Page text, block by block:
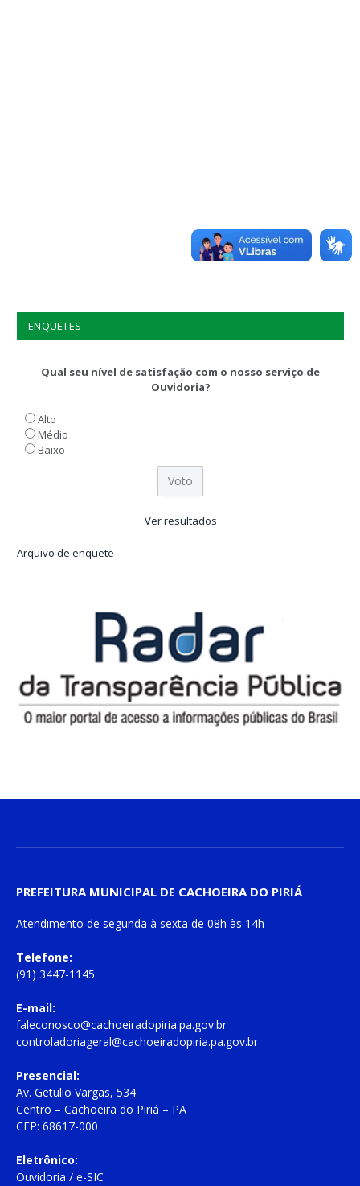
ENQUETES
Qual seu nível de satisfação com o nosso serviço de
Ouvidoria?
Alto
Médio
Baixo
Ver resultados
Arquivo de enquete
PREFEITURA MUNICIPAL DE CACHOEIRA DO PIRIÁ
Atendimento de segunda à sexta de 08h às 14h
Telefone:
(91) 3447-1145
E-mail:
faleconosco@cachoeiradopiria.pa.gov.br
controladoriageral@cachoeiradopiria.pa.gov.br
Presencial:
Av. Getulio Vargas, 534
Centro – Cachoeira do Piriá – PA
CEP: 68617-000
Eletrônico:
Ouvidoria / e-SIC